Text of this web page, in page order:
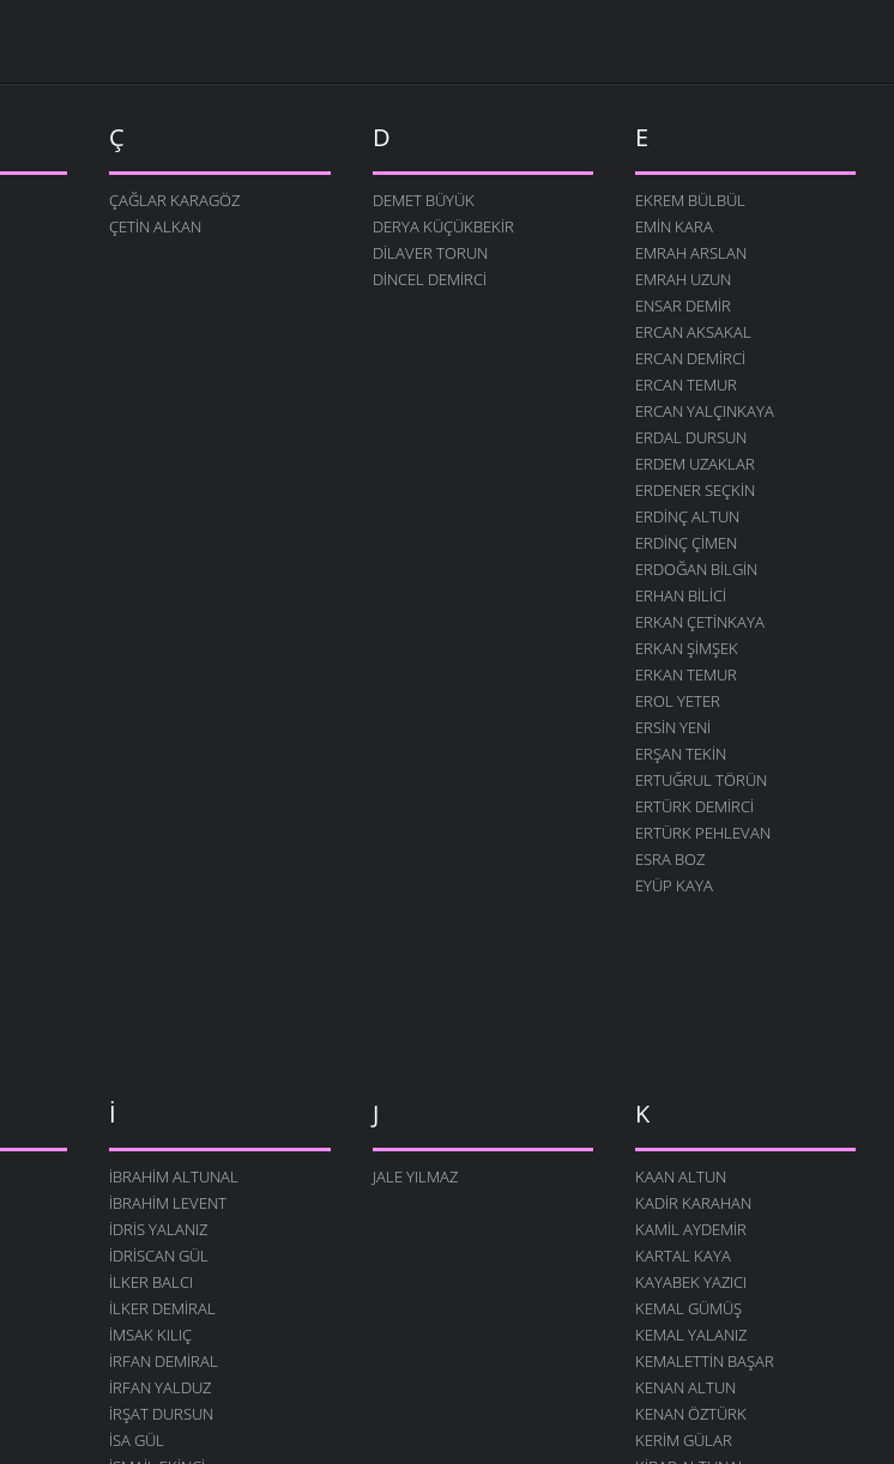
Ç
ÇAĞLAR KARAGÖZ
ÇETIN ALKAN
D
DEMET BÜYÜK
DERYA KÜÇÜKBEKIR
DILAVER TORUN
DINCEL DEMIRCI
E
EKREM BÜLBÜL
EMIN KARA
EMRAH ARSLAN
EMRAH UZUN
ENSAR DEMIR
ERCAN AKSAKAL
ERCAN DEMIRCI
ERCAN TEMUR
ERCAN YALÇINKAYA
ERDAL DURSUN
ERDEM UZAKLAR
ERDENER SEÇKIN
ERDINÇ ALTUN
ERDINÇ ÇIMEN
ERDOĞAN BILGIN
ERHAN BILICI
ERKAN ÇETINKAYA
ERKAN ŞIMŞEK
ERKAN TEMUR
EROL YETER
ERSIN YENI
ERŞAN TEKIN
ERTUĞRUL TÖRÜN
ERTÜRK DEMIRCI
ERTÜRK PEHLEVAN
ESRA BOZ
EYÜP KAYA
İ
İBRAHIM ALTUNAL
İBRAHIM LEVENT
İDRIS YALANIZ
IDRISCAN GÜL
İLKER BALCI
İLKER DEMIRAL
İMSAK KILIÇ
İRFAN DEMIRAL
İRFAN YALDUZ
İRŞAT DURSUN
ISA GÜL
J
JALE YILMAZ
K
KAAN ALTUN
KADIR KARAHAN
KAMIL AYDEMIR
KARTAL KAYA
KAYABEK YAZICI
KEMAL GÜMÜŞ
KEMAL YALANIZ
KEMALETTIN BAŞAR
KENAN ALTUN
KENAN ÖZTÜRK
KERIM GÜLAR